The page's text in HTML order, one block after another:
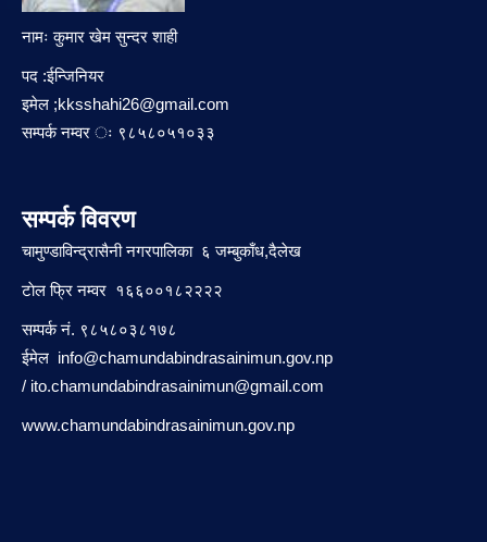
नामः कुमार खेम सुन्दर शाही
पद :ईन्जिनियर
इमेल ;kksshahi26@gmail.com
सम्पर्क नम्वर ः ९८५८०५१०३३
सम्पर्क विवरण
चामुण्डाविन्द्रासैनी नगरपालिका ६ जम्बुकाँध,दैलेख
टाेल फ्रि नम्वर १६६००१८२२२२
सम्पर्क नं. ९८५८०३८१७८
ईमेल info@chamundabindrasainimun.gov.np
/ ito.chamundabindrasainimun@gmail.com
www.chamundabindrasainimun.gov.np